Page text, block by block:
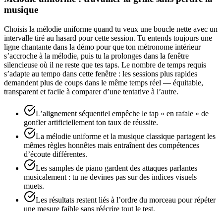
musique
Choisis la mélodie uniforme quand tu veux une boucle nette avec un
intervalle tiré au hasard pour cette session. Tu entends toujours une
ligne chantante dans la démo pour que ton métronome intérieur
s’accroche à la mélodie, puis tu la prolonges dans la fenêtre
silencieuse où il ne reste que tes taps. Le nombre de temps requis
s’adapte au tempo dans cette fenêtre : les sessions plus rapides
demandent plus de coups dans le même temps réel — équitable,
transparent et facile à comparer d’une tentative à l’autre.
L’alignement séquentiel empêche le tap « en rafale » de
gonfler artificiellement ton taux de réussite.
La mélodie uniforme et la musique classique partagent les
mêmes règles honnêtes mais entraînent des compétences
d’écoute différentes.
Les samples de piano gardent des attaques parlantes
musicalement : tu ne devines pas sur des indices visuels
muets.
Les résultats restent liés à l’ordre du morceau pour répéter
une mesure faible sans réécrire tout le test.